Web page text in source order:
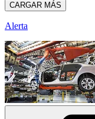
CARGAR MÁS
Alerta